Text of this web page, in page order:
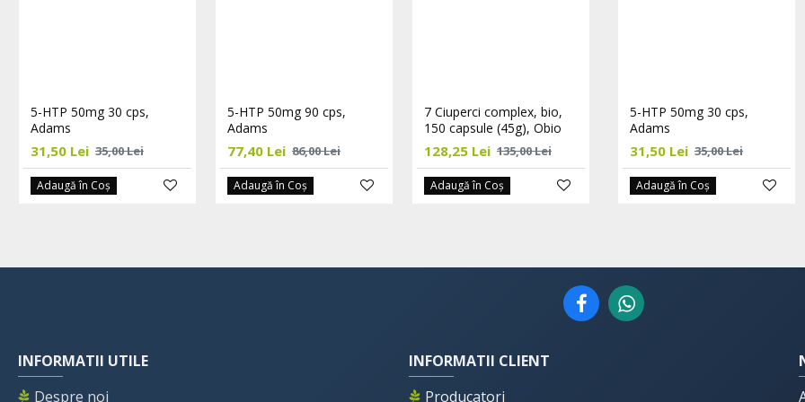
5-HTP 50mg 30 cps,
Adams
31,50 Lei 35,00 Lei
Adaugă în Coş
5-HTP 50mg 90 cps,
Adams
77,40 Lei 86,00 Lei
Adaugă în Coş
7 Ciuperci complex, bio,
150 capsule (45g), Obio
128,25 Lei 135,00 Lei
Adaugă în Coş
Acid Folic 400mcg 30tab,
Adams
17,10 Lei 19,00 Lei
Adaugă în Coş
5-HTP 50mg 30 cps,
Adams
31,50 Lei 35,00 Lei
Adaugă în Coş
INFORMATII UTILE
Despre noi
INFORMATII CLIENT
Producatori